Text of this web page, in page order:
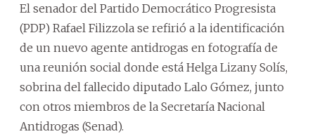
El senador del Partido Democrático Progresista
(PDP) Rafael Filizzola se refirió a la identificación
de un nuevo agente antidrogas en fotografía de
una reunión social donde está Helga Lizany Solís,
sobrina del fallecido diputado Lalo Gómez, junto
con otros miembros de la Secretaría Nacional
Antidrogas (Senad).